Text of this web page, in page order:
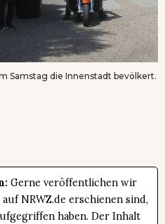
Samstag die Innenstadt bevölkert.
Gerne veröffentlichen wir
NRWZ.de erschienen sind,
haben. Der Inhalt